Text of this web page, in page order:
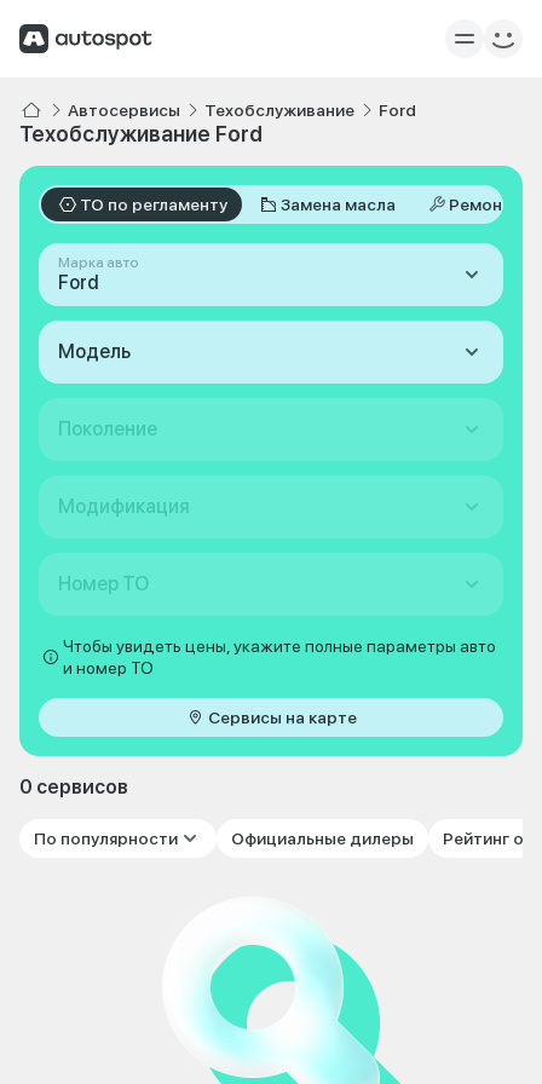
Автосервисы Техобслуживание Ford
Техобслуживание Ford
ТО по регламенту Замена масла Ремонт
Марка авто
Ford
Модель
Поколение
Модификация
Номер ТО
Чтобы увидеть цены, укажите полные параметры авто
и номер ТО
Сервисы на карте
0 сервисов
По популярности Официальные дилеры Рейтинг